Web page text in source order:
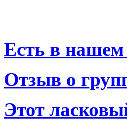
Есть в нашем
Отзыв о
Этот